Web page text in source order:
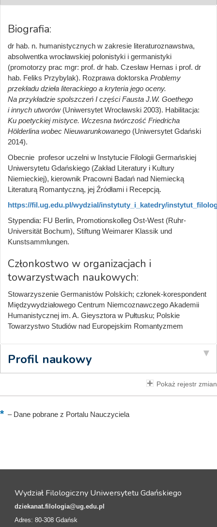
Biografia:
dr hab. n. humanistycznych w zakresie literaturoznawstwa,
absolwentka wrocławskiej polonistyki i germanistyki
(promotorzy prac mgr: prof. dr hab. Czesław Hernas i prof. dr
hab. Feliks Przybylak). Rozprawa doktorska Problemy
przekładu dzieła literackiego a kryteria jego oceny.
Na przykładzie spolszczeń I części Fausta J.W. Goethego
i innych utworów(Uniwersytet Wrocławski 2003). Habilitacja:
Ku poetyckiej mistyce. Wczesna twórczość Friedricha
Hölderlina wobec Nieuwarunkowanego (Uniwersytet Gdański
2014).
Obecnie profesor uczelni w Instytucie Filologii Germańskiej
Uniwersytetu Gdańskiego (Zakład Literatury i Kultury
Niemieckiej), kierownik Pracowni Badań nad Niemiecką
Literaturą Romantyczną, jej Źródłami i Recepcją.
https://fil.ug.edu.pl/wydzial/instytuty_i_katedry/
Stypendia: FU Berlin, Promotionskolleg Ost-West (Ruhr-
Universität Bochum), Stiftung Weimarer Klassik und
Kunstsammlungen.
Członkostwo w organizacjach i
towarzystwach naukowych:
Stowarzyszenie Germanistów Polskich; członek-korespondent
Międzywydziałowego Centrum Niemcoznawczego Akademii
Humanistycznej im. A. Gieysztora w Pułtusku; Polskie
Towarzystwo Studiów nad Europejskim Romantyzmem
Profil naukowy
Pokaż rejestr zmian
–Dane pobrane z Portalu Nauczyciela
Wydział Filologiczny Uniwersytetu Gdańskiego
dziekanat.filologia@ug.edu.pl
Adres: 80-308 Gdańsk